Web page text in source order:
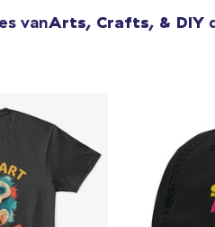
vanArts, Crafts, & DIY